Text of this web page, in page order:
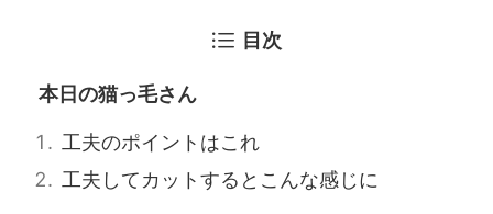
目次
本日の猫っ毛さん
工夫のポイントはこれ
工夫してカットするとこんな感じに